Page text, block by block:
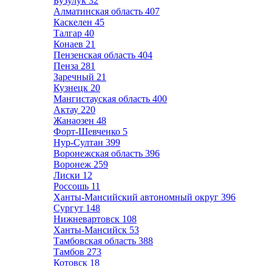
Алматинская область 407
Каскелен 45
Талгар 40
Конаев 21
Пензенская область 404
Пенза 281
Заречный 21
Кузнецк 20
Мангистауская область 400
Актау 220
Жанаозен 48
Форт-Шевченко 5
Нур-Султан 399
Воронежская область 396
Воронеж 259
Лиски 12
Россошь 11
Ханты-Мансийский автономный округ 396
Сургут 148
Нижневартовск 108
Ханты-Мансийск 53
Тамбовская область 388
Тамбов 273
Котовск 18